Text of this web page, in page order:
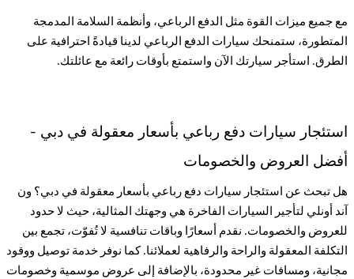
مع جميع ميزات القوة مثل الدفع الرباعي، وأنظمة السلامة المدمجة
المتطورة، ستمنحك سيارات الدفع الرباعي لدينا قيادةً احترافية على
الطرق. استأجر سيارتك الآن واستمتع بأوقات رائعة مع عائلتك.
استئجار سيارات دفع رباعي بأسعار معقولة في دبي -
أفضل العروض والخصومات
هل تبحث عن استئجار سيارات دفع رباعي بأسعار معقولة في دبي؟ ون
آند أونلي لتأجير السيارات الفاخرة هي وجهتك المثالية، حيث لا حدود
للعروض والخصومات. نقدم أسعارًا وباقات تنافسية لا تُفوّت، تجمع بين
التكلفة المعقولة والراحة والرفاهية لعملائنا. كما نوفر خدمة توصيل ووقود
مجانية، ومسافات غير محدودة، بالإضافة إلى عروض موسمية وخصومات